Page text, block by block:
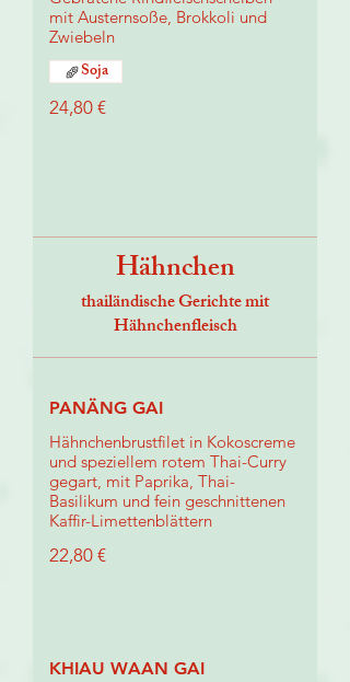
mit Austernsoße, Brokkoli und
Zwiebeln
24,80 €
Soja
Hähnchen
thailändische Gerichte mit
Hähnchenfleisch
PANÄNG GAI
Hähnchenbrustfilet in Kokoscreme
und speziellem rotem Thai-Curry
gegart, mit Paprika, Thai-
Basilikum und fein geschnittenen
Kaffir-Limettenblättern
22,80 €
KHIAU WAAN GAI